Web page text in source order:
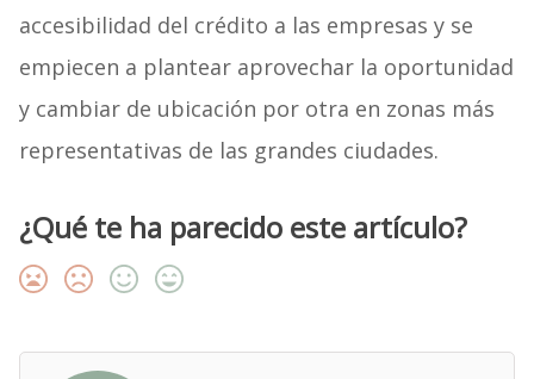
accesibilidad del crédito a las empresas y se
empiecen a plantear aprovechar la oportunidad
y cambiar de ubicación por otra en zonas más
representativas de las grandes ciudades.
¿Qué te ha parecido este artículo?